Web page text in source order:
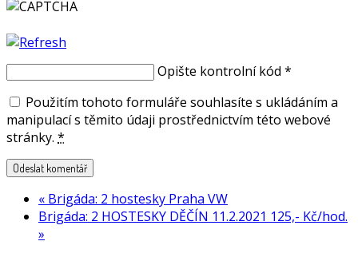
Opište kontrolní kód *
Použitím tohoto formuláře souhlasíte s ukládáním a
manipulací s těmito údaji prostřednictvím této webové
stránky. *
« Brigáda: 2 hostesky Praha VW
Brigáda: 2 HOSTESKY DĚČÍN 11.2.2021 125,- Kč/hod.
»